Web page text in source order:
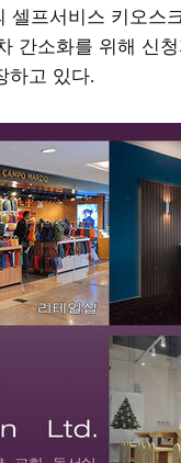
프서비스 키오스
간소화를 위해 신
하고 있다.